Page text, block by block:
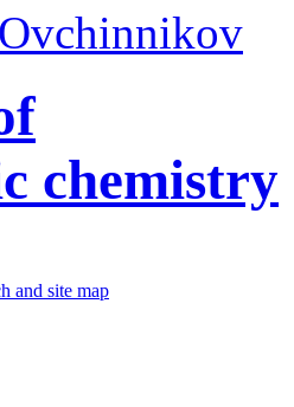
Ovchinnikov
chemistry